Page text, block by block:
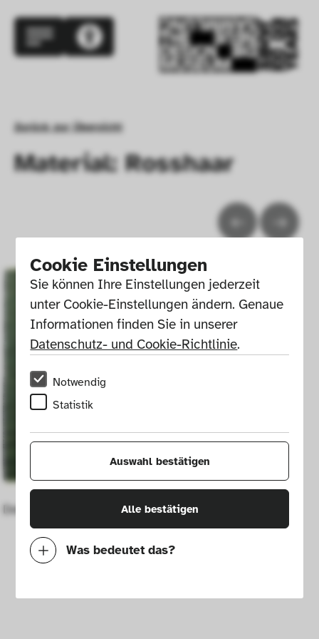
Cookie Einstellungen
Sie können Ihre Einstellungen jederzeit
unter Cookie-Einstellungen ändern. Genaue
Informationen finden Sie in unserer
Datenschutz- und Cookie-Richtlinie.
Notwendig
Statistik
Auswahl bestätigen
Alle bestätigen
Was bedeutet das?
Mit diesen Cookies können wir durch
Zurück zur Übersicht
Material: Rosshaar
Dekorationsstoff